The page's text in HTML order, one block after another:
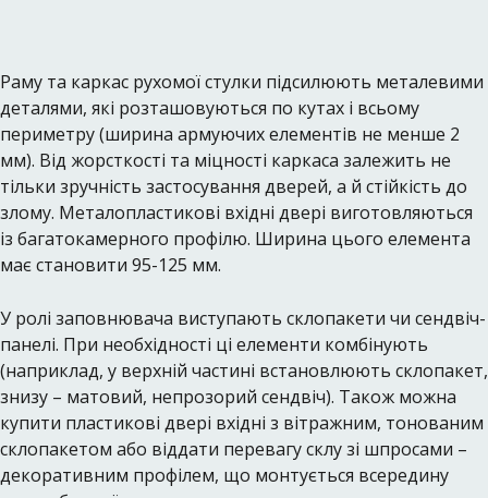
Раму та каркас рухомої стулки підсилюють металевими
деталями, які розташовуються по кутах і всьому
периметру (ширина армуючих елементів не менше 2
мм). Від жорсткості та міцності каркаса залежить не
тільки зручність застосування дверей, а й стійкість до
злому. Металопластикові вхідні двері виготовляються
із багатокамерного профілю. Ширина цього елемента
має становити 95-125 мм.
У ролі заповнювача виступають склопакети чи сендвіч-
панелі. При необхідності ці елементи комбінують
(наприклад, у верхній частині встановлюють склопакет,
знизу – матовий, непрозорий сендвіч). Також можна
купити пластикові двері вхідні з вітражним, тонованим
склопакетом або віддати перевагу склу зі шпросами –
декоративним профілем, що монтується всередину